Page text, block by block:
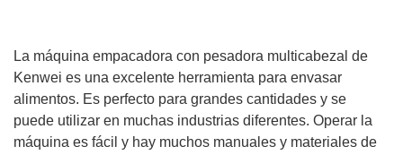
La máquina empacadora con pesadora multicabezal de
Kenwei es una excelente herramienta para envasar
alimentos. Es perfecto para grandes cantidades y se
puede utilizar en muchas industrias diferentes. Operar la
máquina es fácil y hay muchos manuales y materiales de